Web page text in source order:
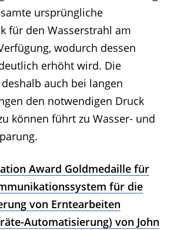
ursprüngliche
für den Wasserstrahl am
wodurch dessen
erhöht wird. Die
auch bei langen
den notwendigen Druck
können führt zu Wasser- und
Award Goldmedaille für
für die
von Erntearbeiten
Automatisierung) von John